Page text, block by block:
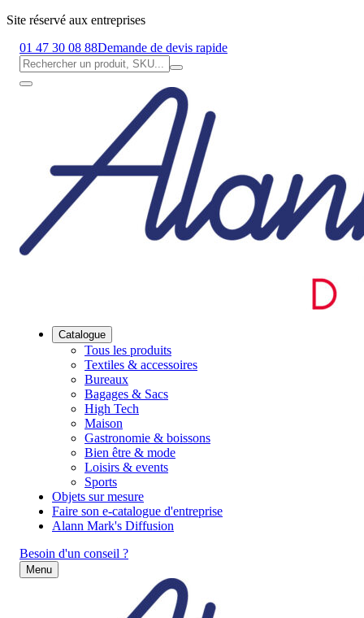
Site réservé aux entreprises
01 47 30 08 88Demande de devis rapide
Catalogue
Tous les produits
Textiles & accessoires
Bureaux
Bagages & Sacs
High Tech
Maison
Gastronomie & boissons
Bien être & mode
Loisirs & events
Sports
Objets sur mesure
Faire son e-catalogue d'entreprise
Alann Mark's Diffusion
Besoin d'un conseil ?
Menu